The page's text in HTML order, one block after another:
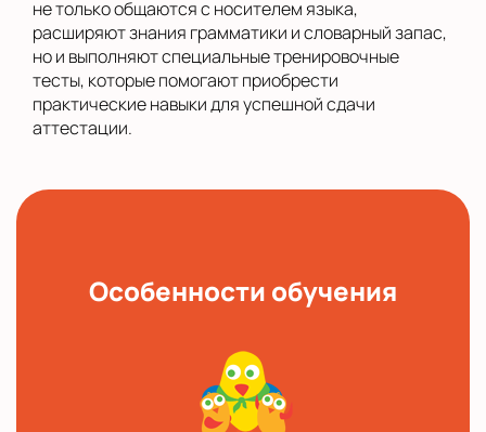
не только общаются с носителем языка,
расширяют знания грамматики и словарный запас,
но и выполняют специальные тренировочные
тесты, которые помогают приобрести
практические навыки для успешной сдачи
аттестации.
Особенности обучения